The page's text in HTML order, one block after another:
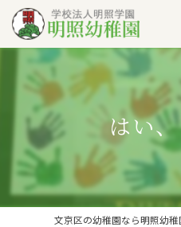
はい
文京区の幼稚園なら明照幼稚